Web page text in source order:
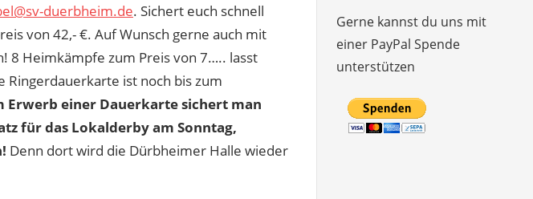
duerbheim.de. Sichert euch schnell
von 42,- €. Auf Wunsch gerne auch mit
8 Heimkämpfe zum Preis von 7….. lasst
Ringerdauerkarte ist noch bis zum
Erwerb einer Dauerkarte sichert man
für das Lokalderby am Sonntag,
Denn dort wird die Dürbheimer Halle wieder
Gerne kannst du uns mit
einer PayPal Spende
unterstützen